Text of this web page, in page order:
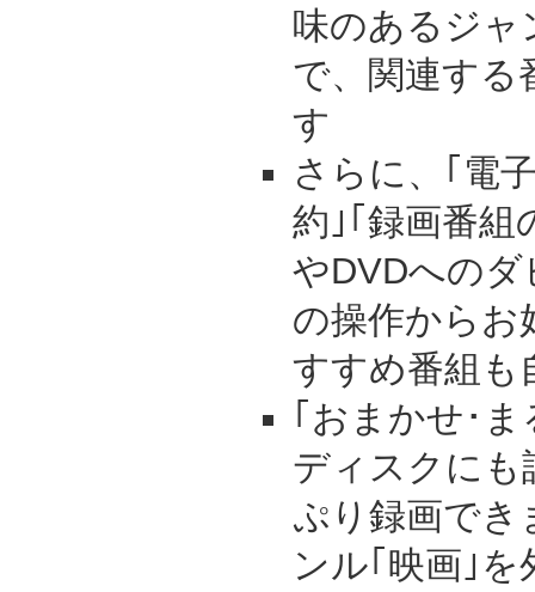
味のあるジャ
で、関連する
す
さらに、｢電
約｣｢録画番組
やDVDへの
の操作からお
すすめ番組も
｢おまかせ･
ディスクにも
ぷり録画でき
ンル｢映画｣を